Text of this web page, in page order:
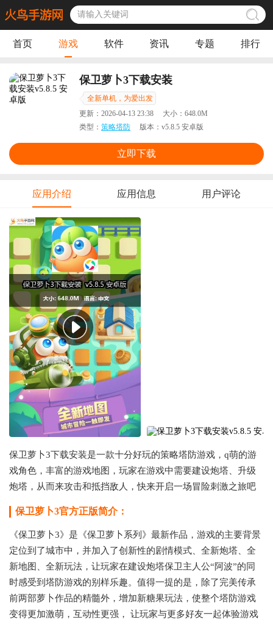
首页 游戏 软件 资讯 专题 排行
保卫萝卜3下载安装
全新单机，为爱出发
更新： 2026-04-13 23:38 大小： 648.0M
类型： 策略塔防 版本： v5.8.5 安卓版
立即下载
应用介绍 应用信息 用户评论
保卫萝卜3下载安装是一款十分好玩的策略塔防游戏，q萌的游
戏角色，丰富的游戏地图，玩家在游戏中需要建设炮塔、升级
炮塔，从而来攻击和抵挡敌人，快来开启一场冒险刺激之旅吧
保卫萝卜3官方正版简介：
《保卫萝卜3》是《保卫萝卜系列》最新作品，游戏的主要背景
定位到了城市中，并加入了创新性的剧情模式、全新炮塔、全
新地图、全新玩法，让玩家在建设炮塔保卫主人公“阿波”的同
时感受到塔防游戏的别样乐趣。值得一提的是，除了完美传承
前两部萝卜作品的精髓外，增加新糖果玩法，使整个塔防游戏
变得更加激萌，互动性更强， 让玩家与更多好友一起体验游戏